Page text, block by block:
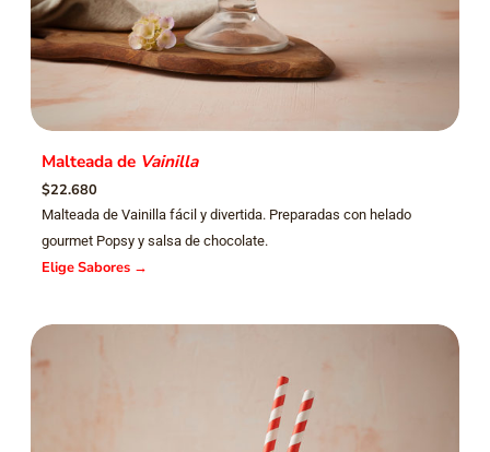
Malteada de Vainilla
$22.680
Malteada de Vainilla fácil y divertida. Preparadas con helado
gourmet Popsy y salsa de chocolate.
Elige Sabores →